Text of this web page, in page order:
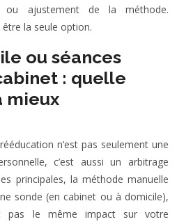
ou ajustement de la méthode.
être la seule option.
ou séances
: quelle
mieux
n’est pas seulement une
c’est aussi un arbitrage
principales, la méthode manuelle
sonde (en cabinet ou à domicile),
pas le même impact sur votre